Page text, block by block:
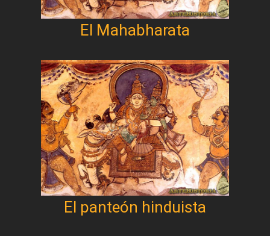
El Mahabharata
El panteón hinduista